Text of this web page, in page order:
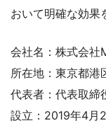
おいて明確な効果
会社名：株式会社
所在地：東京都
代表者：代表取締
設立：2019年4月